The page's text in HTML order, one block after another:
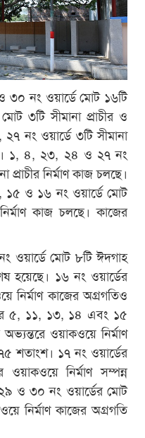
নং ওয়ার্ডে মোট ১৬টি
৩টি সীমানা প্রাচীর ও
নং ওয়ার্ডে ৩টি সীমানা
১, ৪, ২৩, ২৪ ও ২৭ নং
নির্মাণ কাজ চলছে।
ও ১৬ নং ওয়ার্ডে মোট
কাজ চলছে। কাজের
মোট ৮টি ঈদগাহ
হয়েছে। ১৬ নং ওয়ার্ডের
নির্মাণ কাজের অগ্রগতিও
৫, ১১, ১৩, ১৪ এবং ১৫
ওয়াকওয়ে নির্মাণ
শতাংশ। ১৭ নং ওয়ার্ডের
ওয়াকওয়ে নির্মাণ সম্পন্ন
ও ৩০ নং ওয়ার্ডের মোট
নির্মাণ কাজের অগ্রগতি